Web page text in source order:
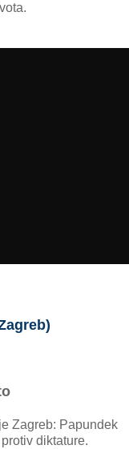
Zagreb: Papundek
diktature.